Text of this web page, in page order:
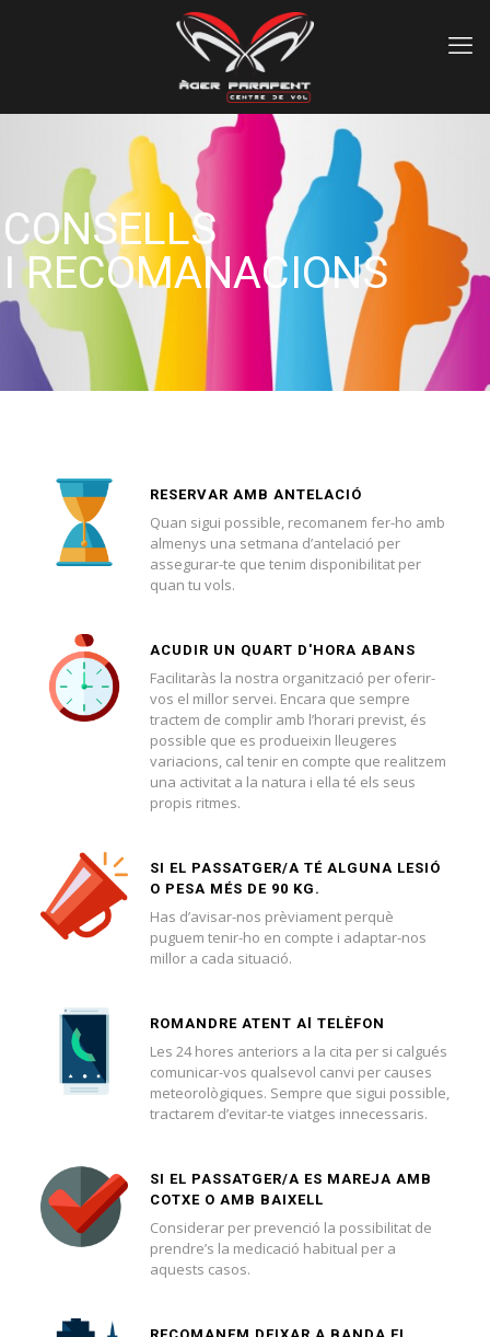
CONSELLS
I RECOMANACIONS
RESERVAR AMB ANTELACIÓ
Quan sigui possible, recomanem fer-ho amb
almenys una setmana d’antelació per
assegurar-te que tenim disponibilitat per
quan tu vols.
ACUDIR UN QUART D'HORA ABANS
Facilitaràs la nostra organització per oferir-
vos el millor servei. Encara que sempre
tractem de complir amb l’horari previst, és
possible que es produeixin lleugeres
variacions, cal tenir en compte que realitzem
una activitat a la natura i ella té els seus
propis ritmes.
SI EL PASSATGER/A TÉ ALGUNA LESIÓ
O PESA MÉS DE 90 KG.
Has d’avisar-nos prèviament perquè
puguem tenir-ho en compte i adaptar-nos
millor a cada situació.
ROMANDRE ATENT Al TELÈFON
Les 24 hores anteriors a la cita per si calgués
comunicar-vos qualsevol canvi per causes
meteorològiques. Sempre que sigui possible,
tractarem d’evitar-te viatges innecessaris.
SI EL PASSATGER/A ES MAREJA AMB
COTXE O AMB BAIXELL
Considerar per prevenció la possibilitat de
prendre’s la medicació habitual per a
aquests casos.